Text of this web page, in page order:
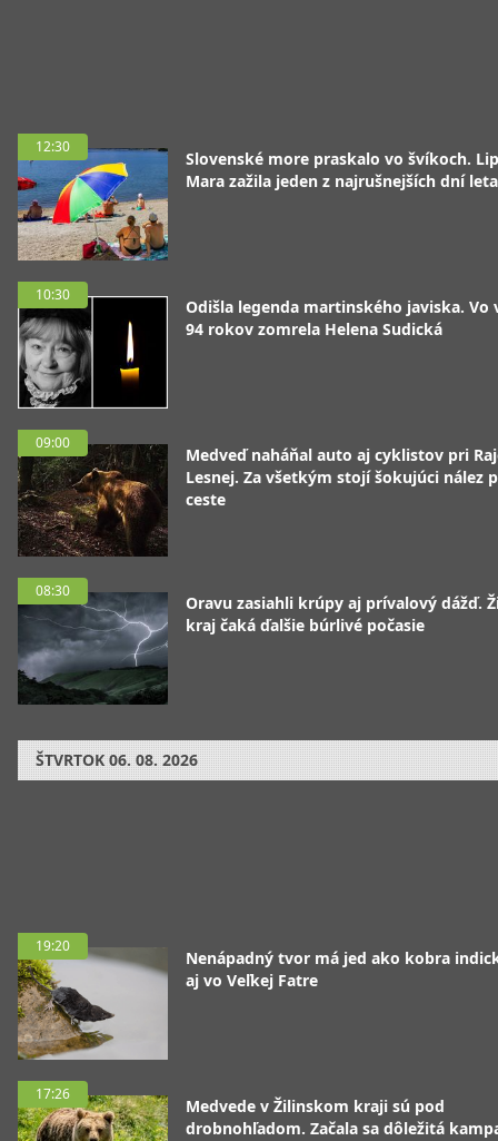
12:30
Slovenské more praskalo vo švíkoch.
Mara zažila jeden z najrušnejších dní leta
10:30
Odišla legenda martinského javiska. Vo
94 rokov zomrela Helena Sudická
09:00
Medveď naháňal auto aj cyklistov pri
Lesnej. Za všetkým stojí šokujúci nález
ceste
08:30
Oravu zasiahli krúpy aj prívalový dážď.
kraj čaká ďalšie búrlivé počasie
ŠTVRTOK 06. 08. 2026
19:20
Nenápadný tvor má jed ako kobra
aj vo Veľkej Fatre
17:26
Medvede v Žilinskom kraji sú pod
drobnohľadom. Začala sa dôležitá